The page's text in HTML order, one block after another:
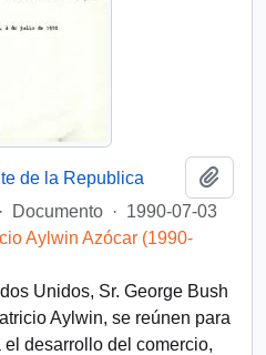
de la Republica
· Documento · 1990-07-03
Aylwin Azócar (1990-
Unidos, Sr. George Bush
Aylwin, se reúnen para
desarrollo del comercio,